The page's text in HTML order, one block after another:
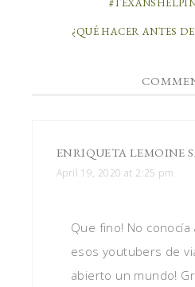
¿QUÉ HACER ANTES
ENRIQUETA LEMOINE
April 19, 2020 at 2:25 pm
Que fino! No conocía
esos youtubers de
abierto un mundo!